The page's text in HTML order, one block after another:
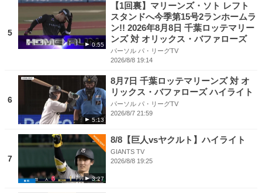
5
0:55
【1回裏】マリーンズ・ソト レフト
スタンドへ今季第15号2ランホームラ
ン!! 2026年8月8日 千葉ロッテマリー
ンズ 対 オリックス・バファローズ
パーソル パ・リーグTV
2026/8/8 19:14
6
5:13
8月7日 千葉ロッテマリーンズ 対 オ
リックス・バファローズ ハイライト
パーソル パ・リーグTV
2026/8/7 21:59
7
3:27
8/8【巨人vsヤクルト】ハイライト
GIANTS TV
2026/8/8 19:25